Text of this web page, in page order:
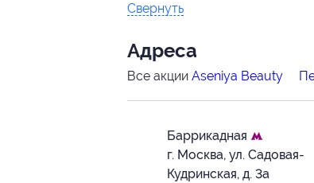
Свернуть
Адресa
Все акции Aseniya Beauty
Баррикадная
г. Москва, ул. Садовая-
Кудринская, д. 3а